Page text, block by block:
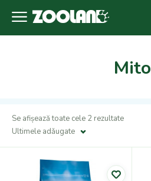
Mito
Se afișează toate cele 2 rezultate
Ultimele adǎugate